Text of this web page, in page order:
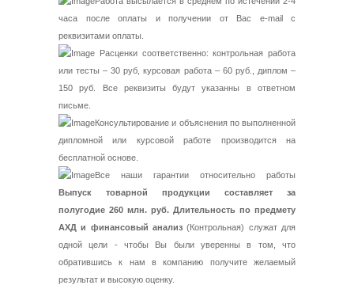
часа после оплаты и получении от Вас e-mail с
реквизитами оплаты.
Расценки соответственно: контрольная работа
или тесты – 30 руб, курсовая работа – 60 руб., диплом –
150 руб. Все реквизиты будут указанны в ответном
письме.
Консультирование и объяснения по выполненной
дипломной или курсовой работе производится на
бесплатной основе.
Все наши гарантии относительно работы
Выпуск товарной продукции составляет за
полугодие 260 млн. руб. Длительность по предмету
АХД и финансовый анализ (Контрольная) служат для
одной цели - чтобы Вы были уверенны в том, что
обратившись к нам в компанию получите желаемый
результат и высокую оценку.